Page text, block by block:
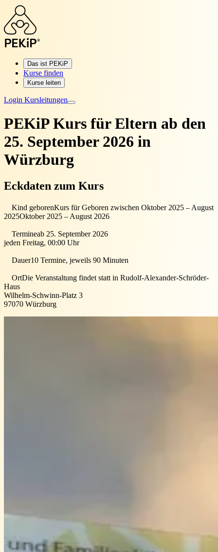
Das ist PEKiP
Kurse finden
Kurse leiten
Login Kursleitungen
PEKiP Kurs für Eltern ab den
25. September 2026 in
Würzburg
Eckdaten zum Kurs
Kind geborenKurs für Geboren zwischen Oktober 2025 – August
2025Oktober 2025 – August 2026
Termineab 25. September 2026
jeden Freitag, 00:00 Uhr
Dauer10 Termine, jeweils 90 Minuten
OrtDie Veranstaltung findet statt in Rudolf-Alexander-Schröder-
Haus
Wilhelm-Schwinn-Platz 3
97070 Würzburg